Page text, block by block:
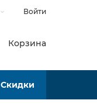
Войти
Корзина
Скидки